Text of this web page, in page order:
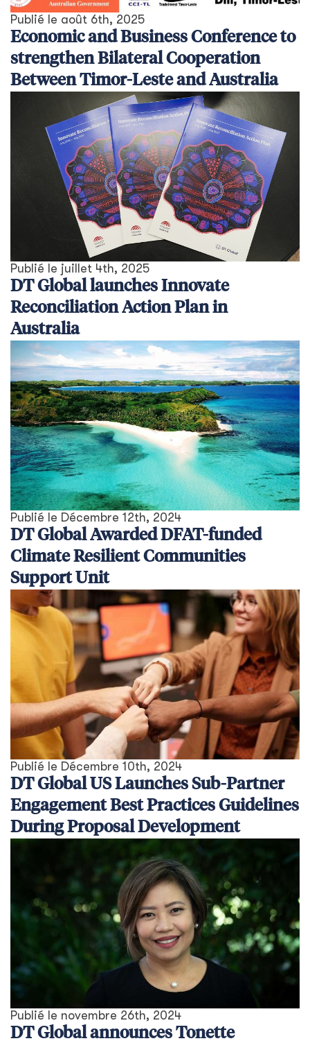
Publié le août 6th, 2025
Economic and Business Conference to
strengthen Bilateral Cooperation
Between Timor-Leste and Australia
Publié le juillet 4th, 2025
DT Global launches Innovate
Reconciliation Action Plan in
Australia
Publié le Décembre 12th, 2024
DT Global Awarded DFAT-funded
Climate Resilient Communities
Support Unit
Publié le Décembre 10th, 2024
DT Global US Launches Sub-Partner
Engagement Best Practices Guidelines
During Proposal Development
Publié le novembre 26th, 2024
DT Global announces Tonette